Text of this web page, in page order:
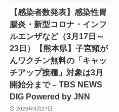
【感染者数発表】感染性胃
腸炎・新型コロナ・インフ
ルエンザなど（3月17日～
23日）【熊本県】子宮頸が
んワクチン無料の「キャッ
チアップ接種」対象は3月
開始分まで – TBS NEWS
DIG Powered by JNN
2025年3月27日